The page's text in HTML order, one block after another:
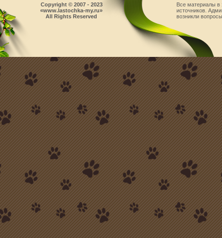
Все материалы в
источников.
возникли
Copyright © 2007 - 2023
«www.lastochka-my.ru»
All Rights Reserved